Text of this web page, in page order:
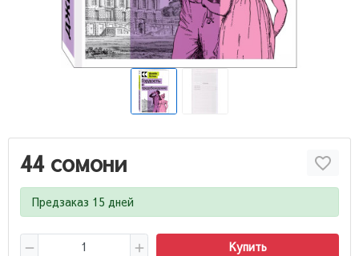
44 сомони
Предзаказ 15 дней
Купить